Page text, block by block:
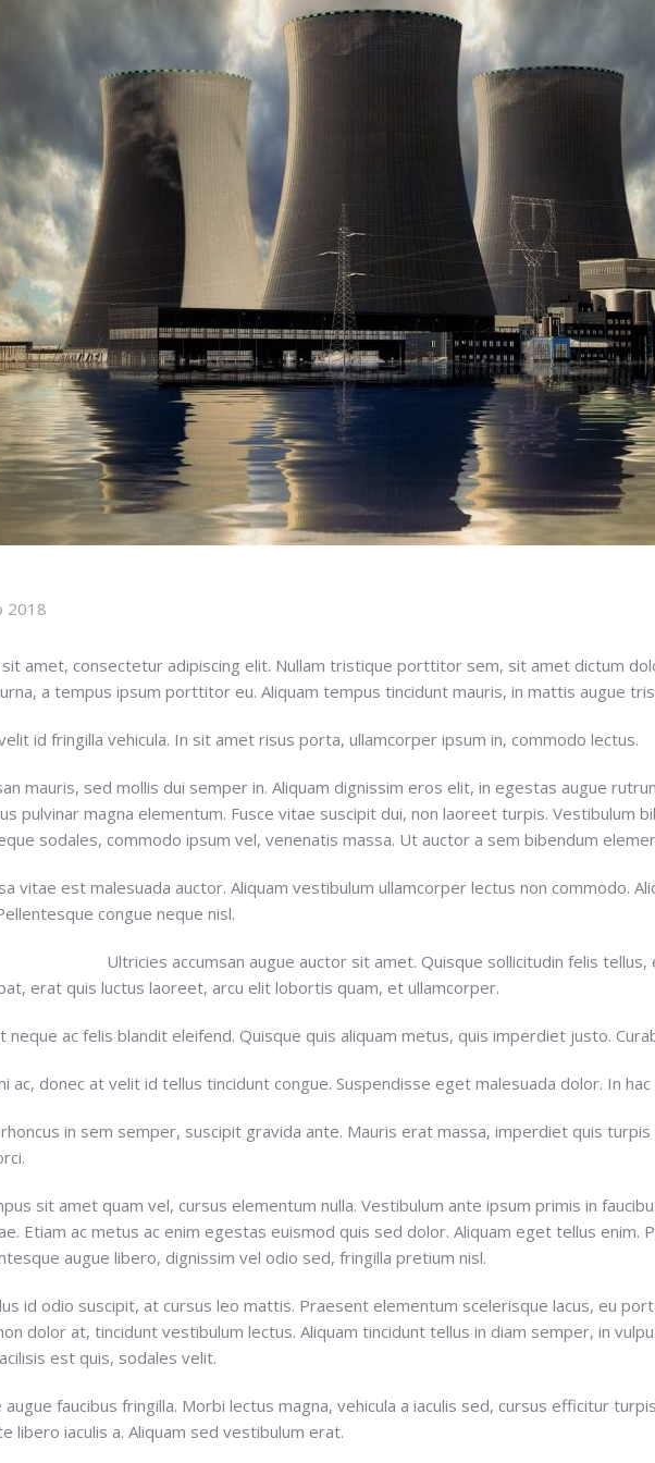
2018
amet, consectetur adipiscing elit. Nullam tristique porttitor sem, sit amet dictum
a tempus ipsum porttitor eu. Aliquam tempus tincidunt mauris, in mattis augue
id fringilla vehicula. In sit amet risus porta, ullamcorper ipsum in, commodo lectus.
mauris, sed mollis dui semper in. Aliquam dignissim eros elit, in egestas augue
pulvinar magna elementum. Fusce vitae suscipit dui, non laoreet turpis. Vestibulum
sodales, commodo ipsum vel, venenatis massa. Ut auctor a sem bibendum
vitae est malesuada auctor. Aliquam vestibulum ullamcorper lectus non commodo.
congue neque nisl.
Ultricies accumsan augue auctor sit amet. Quisque sollicitudin felis
erat quis luctus laoreet, arcu elit lobortis quam, et ullamcorper.
neque ac felis blandit eleifend. Quisque quis aliquam metus, quis imperdiet justo.
ac, donec at velit id tellus tincidunt congue. Suspendisse eget malesuada dolor. In
in sem semper, suscipit gravida ante. Mauris erat massa, imperdiet quis turpis
sit amet quam vel, cursus elementum nulla. Vestibulum ante ipsum primis in
Etiam ac metus ac enim egestas euismod quis sed dolor. Aliquam eget tellus enim.
augue libero, dignissim vel odio sed, fringilla pretium nisl.
id odio suscipit, at cursus leo mattis. Praesent elementum scelerisque lacus, eu
dolor at, tincidunt vestibulum lectus. Aliquam tincidunt tellus in diam semper, in
est quis, sodales velit.
augue faucibus fringilla. Morbi lectus magna, vehicula a iaculis sed, cursus efficitur
libero iaculis a. Aliquam sed vestibulum erat.